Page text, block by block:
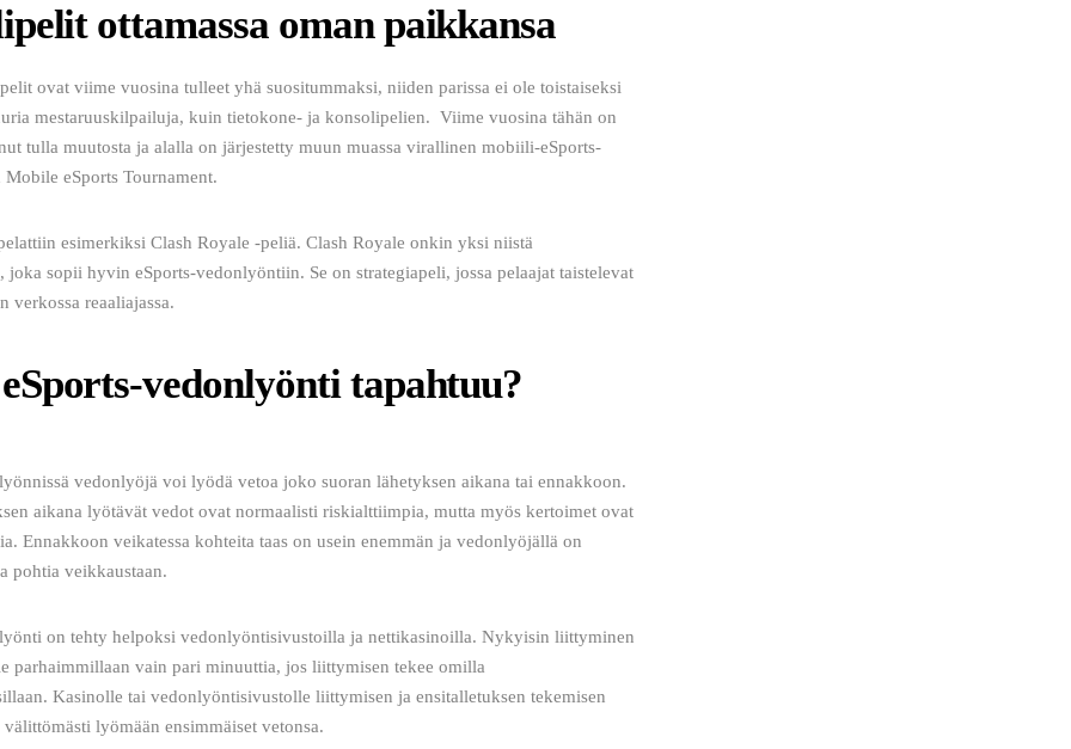
ottamassa oman paikkansa
ovat viime vuosina tulleet yhä suositummaksi, niiden parissa ei ole toistaiseksi
mestaruuskilpailuja, kuin tietokone- ja konsolipelien.  Viime vuosina tähän on
tulla muutosta ja alalla on järjestetty muun muassa virallinen mobiili-eSports-
eSports Tournament.
esimerkiksi Clash Royale -peliä. Clash Royale onkin yksi niistä
joka sopii hyvin eSports-vedonlyöntiin. Se on strategiapeli, jossa pelaajat taistelevat
verkossa reaaliajassa.
vedonlyönti tapahtuu?
vedonlyöjä voi lyödä vetoa joko suoran lähetyksen aikana tai ennakkoon.
aikana lyötävät vedot ovat normaalisti riskialttiimpia, mutta myös kertoimet ovat
Ennakkoon veikatessa kohteita taas on usein enemmän ja vedonlyöjällä on
pohtia veikkaustaan.
on tehty helpoksi vedonlyöntisivustoilla ja nettikasinoilla. Nykyisin liittyminen
parhaimmillaan vain pari minuuttia, jos liittymisen tekee omilla
Kasinolle tai vedonlyöntisivustolle liittymisen ja ensitalletuksen tekemisen
välittömästi lyömään ensimmäiset vetonsa.